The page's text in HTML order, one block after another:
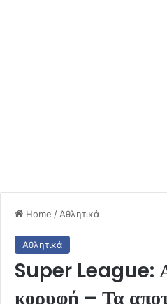
Home / Αθλητικά
Αθλητικά
Super League:
κορυφή – Τα